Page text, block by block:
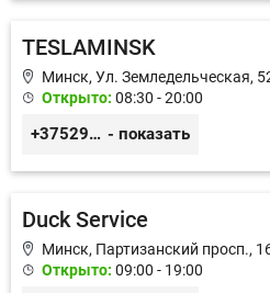
TESLAMINSK
Минск, Ул. Земледельческая,
Открыто: 08:30 - 20:00
+375291335101 - показать
Duck Service
Минск, Партизанский просп.,
Открыто: 09:00 - 19:00